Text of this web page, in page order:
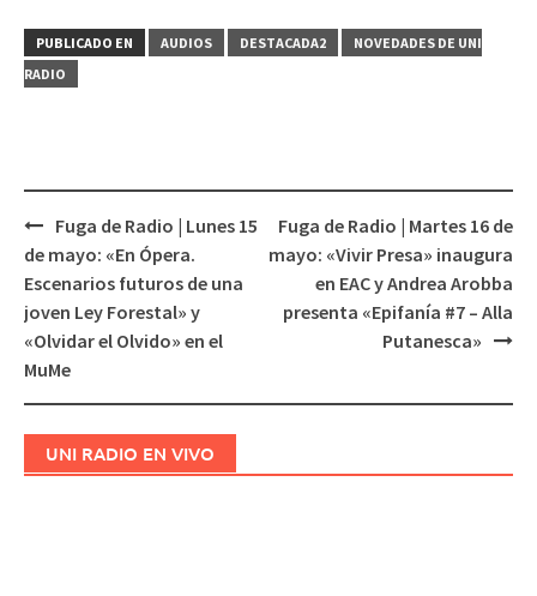
PUBLICADO EN AUDIOS DESTACADA2
NOVEDADES DE UNI
RADIO
Navegación
de
entradas
Fuga de Radio | Lunes 15
de mayo: «En Ópera.
Escenarios futuros de una
joven Ley Forestal» y
«Olvidar el Olvido» en el
MuMe
Fuga de Radio | Martes 16 de
mayo: «Vivir Presa» inaugura
en EAC y Andrea Arobba
presenta «Epifanía #7 – Alla
Putanesca»
UNI RADIO EN VIVO